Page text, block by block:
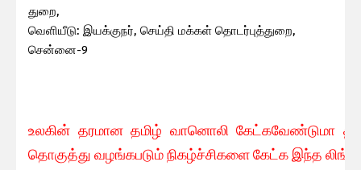
துறை,
வெளியீடு: இயக்குநர், செய்தி மக்கள் தொடர்புத்துறை,
சென்னை-9
உலகின் தரமான தமிழ் வானொலி கேட்கவேண்டுமா
தொகுத்து வழங்கபடும் நிகழ்ச்சிகளை கேட்க இந்த